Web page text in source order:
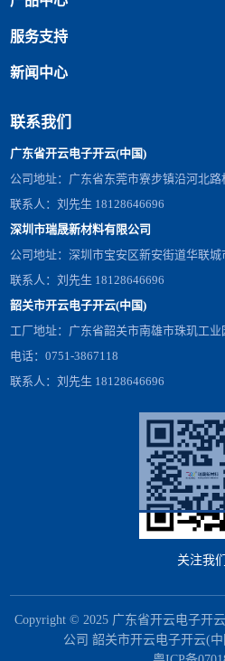
服务支持
新闻中心
联系我们
广东省开云电子开云(中国)
公司地址：广东省东莞市寮步镇沿河北
联系人：刘先生 18128646696
深圳市瑞晟新材料有限公司
公司地址：深圳市宝安区新安街道华联城
联系人：刘先生 18128646696
韶关市开云电子开云(中国)
工厂地址：广东省韶关市南雄市珠玑工业
电话：0751-3867118
联系人：刘先生 18128646696
关注我们
Copyright © 2025 广东省开云电子开
公司 韶关市开云电子开云(中